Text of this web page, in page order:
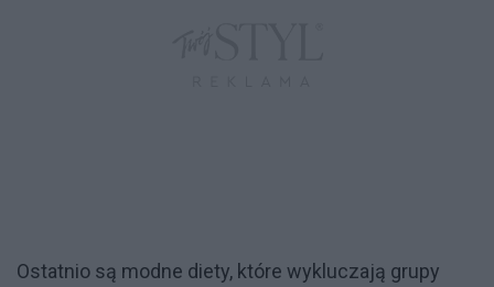
Ostatnio są modne diety, które wykluczają grupy